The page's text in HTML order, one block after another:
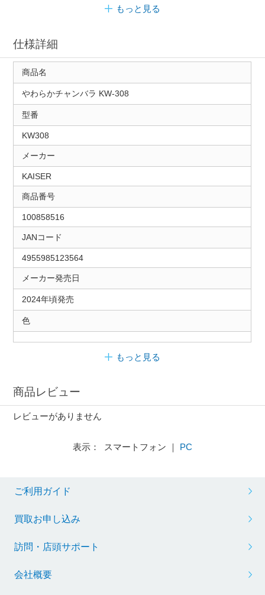
もっと見る
仕様詳細
商品名
やわらかチャンバラ KW-308
型番
KW308
メーカー
KAISER
商品番号
100858516
JANコード
4955985123564
メーカー発売日
2024年頃発売
色
もっと見る
商品レビュー
レビューがありません
表示： スマートフォン ｜ PC
ご利用ガイド
買取お申し込み
訪問・店頭サポート
会社概要